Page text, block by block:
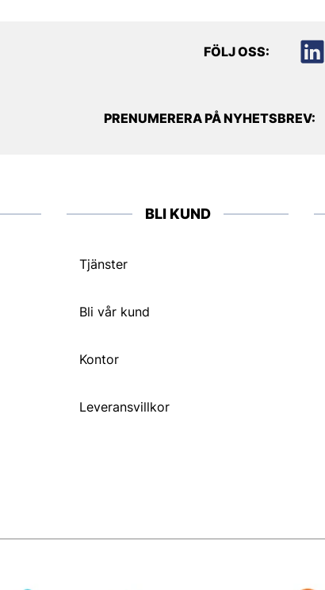
FÖLJ OSS:
PRENUMERERA PÅ NYHETSBREV:
BLI KUND
Tjänster
Bli vår kund
Kontor
Leveransvillkor